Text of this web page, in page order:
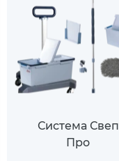
Система Свеп
Про